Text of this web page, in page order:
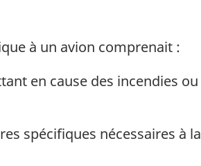
à un avion comprenait :
en cause des incendies ou
spécifiques nécessaires à la